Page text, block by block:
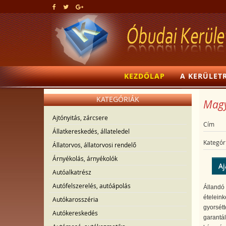
KEZDŐLAP A
KATEGÓRIÁK
Ajtónyitás, zárcsere
Állatkereskedés, állateledel
Állatorvos, állatorvosi rendelő
Árnyékolás, árnyékolók
Autóalkatrész
Autófelszerelés, autóápolás
Autókarosszéria
Autókereskedés
Cím
Állandó